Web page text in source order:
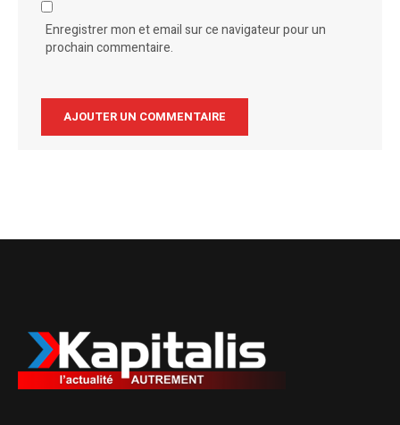
Enregistrer mon et email sur ce navigateur pour un
prochain commentaire.